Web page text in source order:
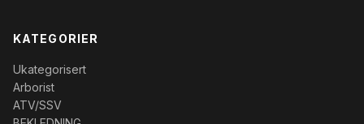
KATEGORIER
Ukategorisert
Arborist
ATV/SSV